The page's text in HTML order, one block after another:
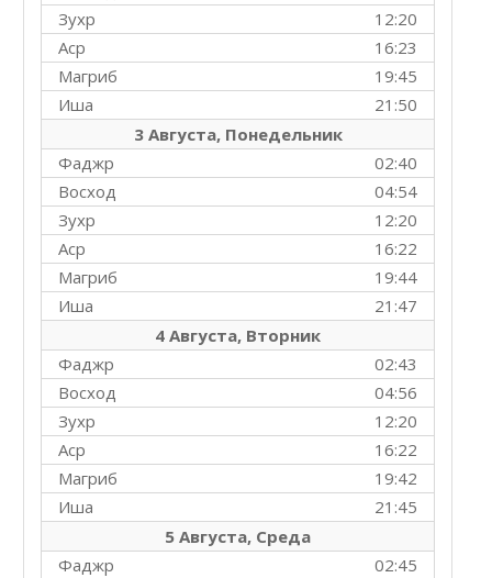
12:20
Зухр
16:23
Аср
19:45
Магриб
21:50
Иша
3 Августа, Понедельник
02:40
Фаджр
04:54
Восход
12:20
Зухр
16:22
Аср
19:44
Магриб
21:47
Иша
4 Августа, Вторник
02:43
Фаджр
04:56
Восход
12:20
Зухр
16:22
Аср
19:42
Магриб
21:45
Иша
5 Августа, Среда
02:45
Фаджр